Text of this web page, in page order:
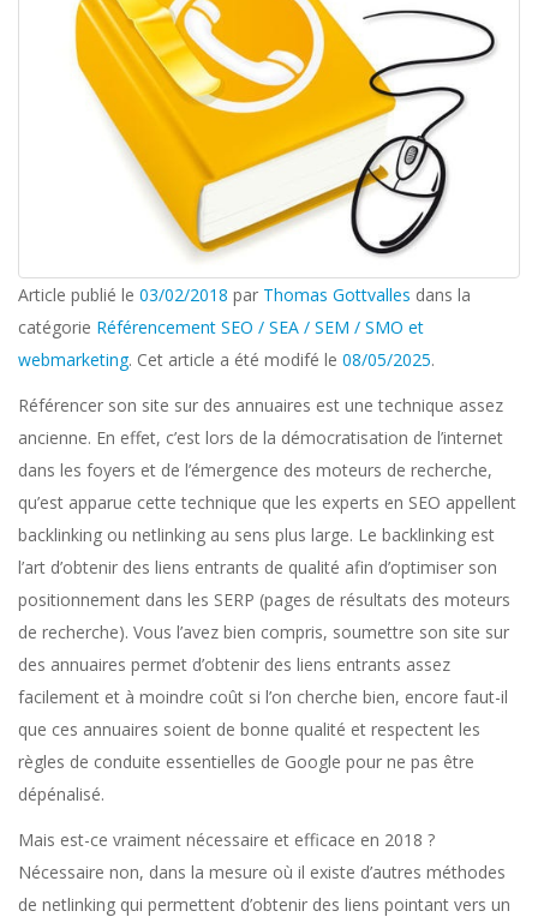
Article publié le 03/02/2018 par Thomas Gottvalles dans la
catégorie Référencement SEO / SEA / SEM / SMO et
webmarketing. Cet article a été modifé le 08/05/2025.
Référencer son site sur des annuaires est une technique assez
ancienne. En effet, c’est lors de la démocratisation de l’internet
dans les foyers et de l’émergence des moteurs de recherche,
qu’est apparue cette technique que les experts en SEO appellent
backlinking ou netlinking au sens plus large. Le backlinking est
l’art d’obtenir des liens entrants de qualité afin d’optimiser son
positionnement dans les SERP (pages de résultats des moteurs
de recherche). Vous l’avez bien compris, soumettre son site sur
des annuaires permet d’obtenir des liens entrants assez
facilement et à moindre coût si l’on cherche bien, encore faut-il
que ces annuaires soient de bonne qualité et respectent les
règles de conduite essentielles de Google pour ne pas être
dépénalisé.
Mais est-ce vraiment nécessaire et efficace en 2018 ?
Nécessaire non, dans la mesure où il existe d’autres méthodes
de netlinking qui permettent d’obtenir des liens pointant vers un